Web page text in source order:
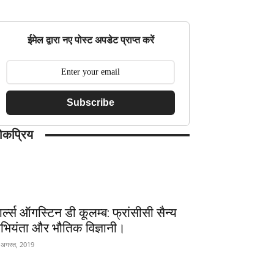
ईमेल द्वारा नए पोस्ट अपडेट प्राप्त करें
Subscribe
ऑगस्टिन डी कूलम्ब: फ्रांसीसी सैन्य
और भौतिक विज्ञानी।
2019